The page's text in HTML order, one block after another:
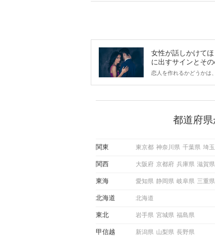
女性が話しかけて
に出すサインとその
は？
恋人を作れるかどうかは
から恋人作りを本格的に
している方は、女性が異
この記事では、女性が話
しく解説した後、婚活イ
ような行動に繋げるべき
都道府
関東 東京都 神奈川県 千葉県 埼
関西 大阪府 京都府 兵庫県 滋賀県
東海 愛知県 静岡県 岐阜県 三重県
北海道 北海道
東北 岩手県 宮城県 福島県
甲信越 新潟県 山梨県 長野県